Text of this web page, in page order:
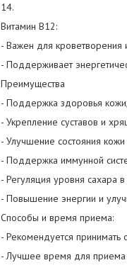
14.
Витамин В12:
- Важен для кроветворения
- Поддерживает
Преимущества
- Поддержка здоровья
- Укрепление суставов и
- Улучшение состояния
- Поддержка иммунной
- Регуляция уровня сахара
- Повышение энергии и
Способы и время приема:
- Рекомендуется
- Лучшее время для приема